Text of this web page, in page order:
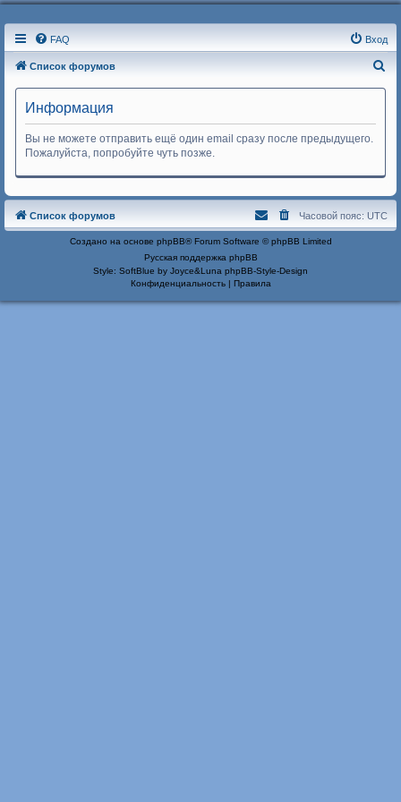
FAQ Вход
Список форумов
Информация
Вы не можете отправить ещё один email сразу после предыдущего.
Пожалуйста, попробуйте чуть позже.
Список форумов Часовой пояс: UTC
Создано на основе phpBB® Forum Software © phpBB Limited
Русская поддержка phpBB
Style: SoftBlue by Joyce&Luna phpBB-Style-Design
Конфиденциальность| Правила